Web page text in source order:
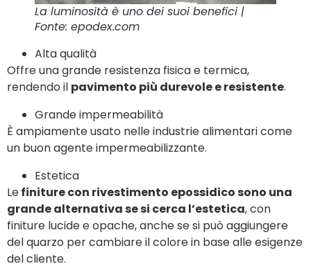
La luminosità è uno dei suoi benefici |
Fonte: epodex.com
Alta qualità
Offre una grande resistenza fisica e termica,
rendendo il pavimento più durevole e resistente.
Grande impermeabilità
È ampiamente usato nelle industrie alimentari come
un buon agente impermeabilizzante.
Estetica
Lefiniture con rivestimento epossidico sono una
grande alternativa se si cerca l’estetica, con
finiture lucide e opache, anche se si può aggiungere
del quarzo per cambiare il colore in base alle esigenze
del cliente.